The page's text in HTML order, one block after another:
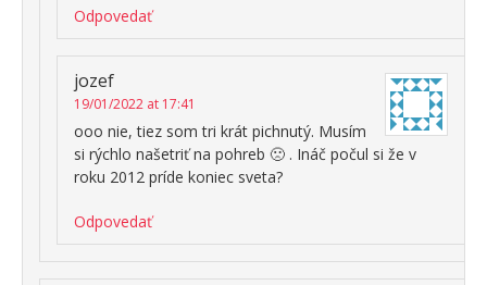
Odpovedať
jozef
19/01/2022 at 17:41
ooo nie, tiez som tri krát pichnutý. Musím
si rýchlo našetriť na pohreb 🙁 . Ináč počul si že v
roku 2012 príde koniec sveta?
Odpovedať